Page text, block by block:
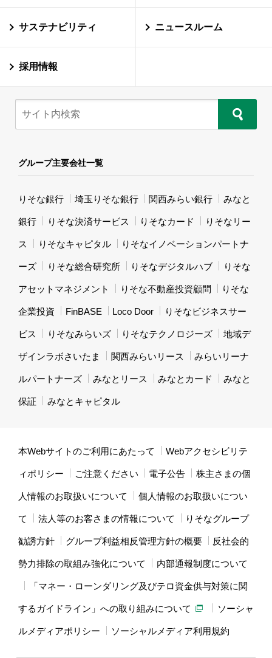
サステナビリティ ニュースルーム
採用情報
グループ主要会社一覧
りそな銀行 埼玉りそな銀行 関西みらい銀行 みなと
銀行 りそな決済サービス りそなカード りそなリー
ス りそなキャピタル りそなイノベーションパートナ
ーズ りそな総合研究所 りそなデジタルハブ りそな
アセットマネジメント りそな不動産投資顧問 りそな
企業投資 FinBASE Loco Door りそなビジネスサー
ビス りそなみらいズ りそなテクノロジーズ 地域デ
ザインラボさいたま 関西みらいリース みらいリーナ
ルパートナーズ みなとリース みなとカード みなと
保証 みなとキャピタル
本Webサイトのご利用にあたって Webアクセシビリテ
ィポリシー ご注意ください 電子公告 株主さまの個
人情報のお取扱いについて 個人情報のお取扱いについ
て 法人等のお客さまの情報について りそなグループ
勧誘方針 グループ利益相反管理方針の概要 反社会的
勢力排除の取組み強化について 内部通報制度について
「マネー・ローンダリング及びテロ資金供与対策に関
するガイドライン」への取り組みについて ソーシャ
ルメディアポリシー ソーシャルメディア利用規約